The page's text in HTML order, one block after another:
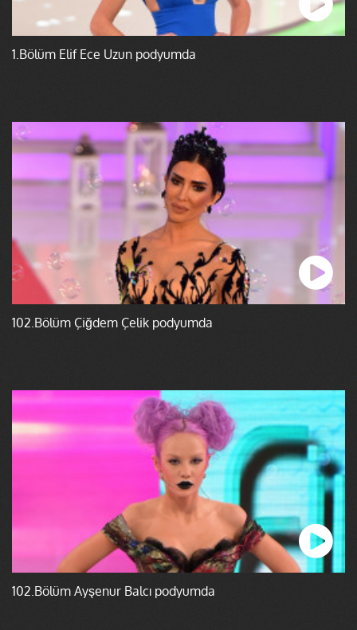
1.Bölüm Elif Ece Uzun podyumda
102.Bölüm Çiğdem Çelik podyumda
102.Bölüm Ayşenur Balcı podyumda